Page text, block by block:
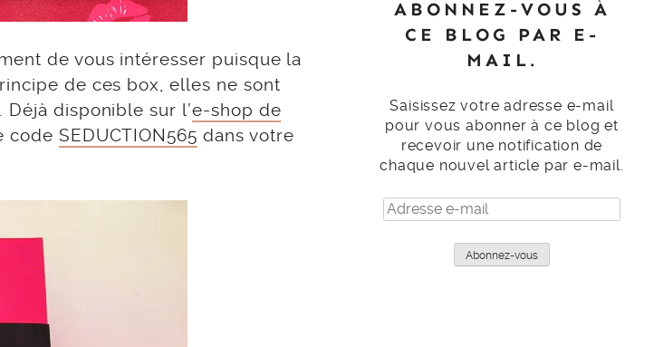
de vous intéresser puisque la
de ces box, elles ne sont
disponible sur l’e-shop de
code SEDUCTION565 dans votre
ABONNEZ-VOUS À
CE BLOG PAR E-
MAIL.
Saisissez votre adresse e-mail
pour vous abonner à ce blog et
recevoir une notification de
chaque nouvel article par e-mail.
Adresse
e-
Abonnez-vous